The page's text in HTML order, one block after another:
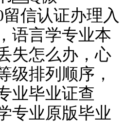
留信认证办理入
语言学专业本
失怎么办，心
级排列顺序，
业毕业证查
专业原版毕业